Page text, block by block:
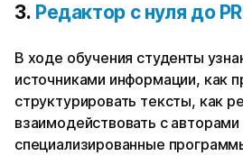
3. Редактор с нуля до
В ходе обучения студенты
источниками информации, как
структурировать тексты, как
взаимодействовать с авторами
специализированные